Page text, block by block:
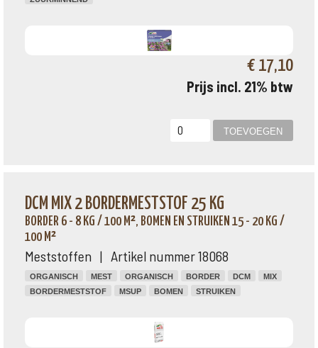
€ 17,10
Prijs incl. 21% btw
DCM MIX 2 BORDERMESTSTOF 25 KG
BORDER 6 - 8 KG / 100 M², BOMEN EN STRUIKEN 15 - 20 KG /
100 M²
Meststoffen | Artikel nummer 18068
ORGANISCH MEST ORGANISCH BORDER DCM
MIX
BORDERMESTSTOF
MSUP BOMEN STRUIKEN